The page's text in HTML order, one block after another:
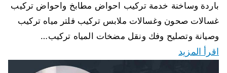
باردة وساخنة خدمة تركيب احواض مطابخ واحواض تركيب
غسالات صحون وغسالات ملابس تركيب فلتر مياه تركيب
وصيانة وتصليح وفك ونقل مضخات المياه تركيب…
اقرأ المزيد